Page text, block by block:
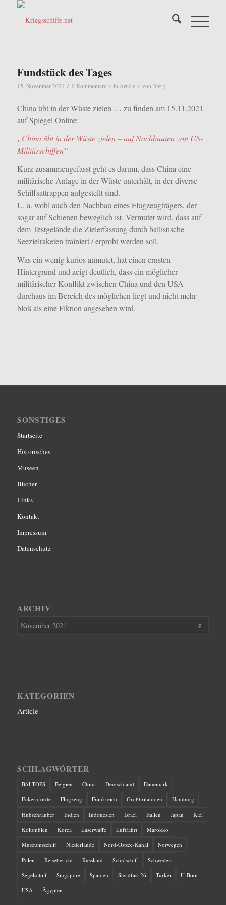
Fundstück des Tages
15. November 2021 / 0 Kommentare / in Article / von Joerg
China übt in der Wüste zielen … zu finden am 15.11.2021
auf Spiegel Online:
„China übt in der Wüste zielen – auf Nachbauten von US-
Militärschiffen“
Kurz zusammengefasst geht es darum, dass China eine
militärische Anlage in der Wüste unterhält, in der diverse
Schiffsattrappen aufgestellt sind.
U. a. wohl auch den Nachbau eines Flugzeugträgers, der
sogar auf Schienen beweglich ist. Vermutet wird, dass auf
dem Testgelände die Zielerfassung durch ballistische
Seezielraketen trainiert / erprobt werden soll.
Was ein wenig kurios anmutet, hat einen ernsten
Hintergrund und zeigt deutlich, dass ein möglicher
militärischer Konflikt zwischen China und den USA
durchaus im Bereich des möglichen liegt und nicht mehr
bloß als eine Fiktion angesehen wird.
SONSTIGES
Startseite
Historisches
Museen
Bücher
Links
Kontakt
Impressum
Datenschutz
ARCHIV
KATEGORIEN
Article
SCHLAGWÖRTER
BALTOPS Belgien China Deutschland
Dänemark
Eckernförde
Flugzeug Frankreich Großbritannien
Hamburg
Hubschrauber
Indien Indonesien Israel Italien Japan
Kiel
Kolumbien
Korea Laserwaffe Luftfahrt
Marokko
Museumsschiff
Niederlande Nord-Ostsee-Kanal
Norwegen
Polen
Reisebericht Russland Schulschiff
Schweden
Segelschiff
Singapore Spanien Steadfast 26 Türkei
U-Boot
USA
Ägypten